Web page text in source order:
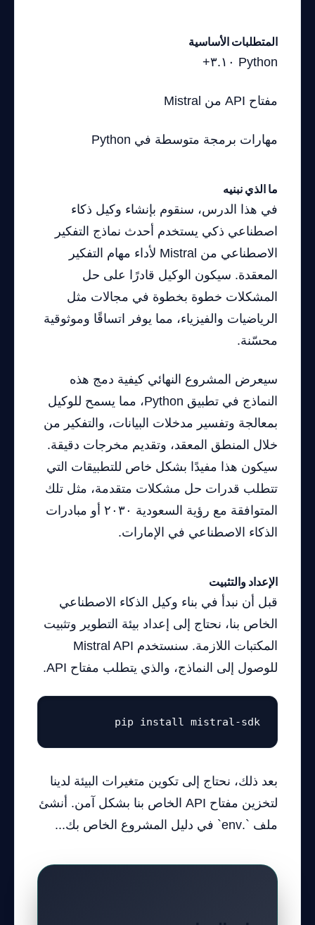
المتطلبات الأساسية
Python ٣.١٠+
مفتاح API من Mistral
مهارات برمجة متوسطة في Python
ما الذي نبنيه
في هذا الدرس، سنقوم بإنشاء وكيل ذكاء
اصطناعي ذكي يستخدم أحدث نماذج التفكير
الاصطناعي من Mistral لأداء مهام التفكير
المعقدة. سيكون الوكيل قادرًا على حل
المشكلات خطوة بخطوة في مجالات مثل
الرياضيات والفيزياء، مما يوفر اتساقًا وموثوقية
محسّنة.
سيعرض المشروع النهائي كيفية دمج هذه
النماذج في تطبيق Python، مما يسمح للوكيل
بمعالجة وتفسير مدخلات البيانات، والتفكير من
خلال المنطق المعقد، وتقديم مخرجات دقيقة.
سيكون هذا مفيدًا بشكل خاص للتطبيقات التي
تتطلب قدرات حل مشكلات متقدمة، مثل تلك
المتوافقة مع رؤية السعودية ٢٠٣٠ أو مبادرات
الذكاء الاصطناعي في الإمارات.
الإعداد والتثبيت
قبل أن نبدأ في بناء وكيل الذكاء الاصطناعي
الخاص بنا، نحتاج إلى إعداد بيئة التطوير وتثبيت
المكتبات اللازمة. سنستخدم Mistral API
للوصول إلى النماذج، والذي يتطلب مفتاح API.
pip install mistral-sdk
بعد ذلك، نحتاج إلى تكوين متغيرات البيئة لدينا
لتخزين مفتاح API الخاص بنا بشكل آمن. أنشئ
ملف `.env` في دليل المشروع الخاص بك...